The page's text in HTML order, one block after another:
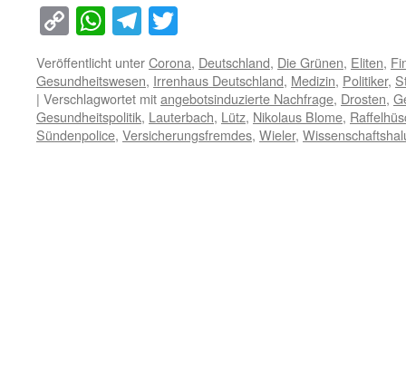
Copy
Link
WhatsApp
Telegram
Veröffentlicht unterCorona, Deutschland, Die Grünen, Eliten,
Gesundheitswesen, Irrenhaus Deutschland, Medizin, Politiker,
| Verschlagwortet mitangebotsinduzierte Nachfrage, Drosten,
Gesundheitspolitik, Lauterbach, Lütz, Nikolaus Blome,
Sündenpolice, Versicherungsfremdes, Wieler,